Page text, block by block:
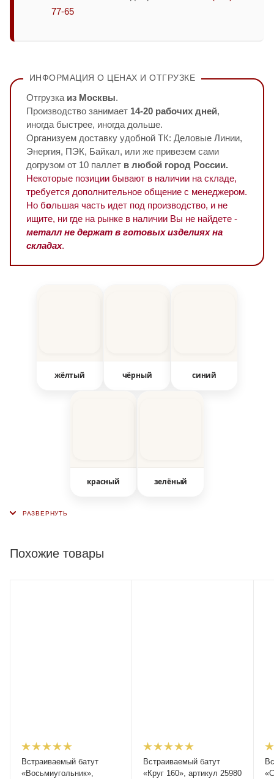
77-65
ИНФОРМАЦИЯ О ЦЕНАХ И ОТГРУЗКЕ
Отгрузка из Москвы.
Производство занимает 14-20 рабочих дней,
иногда быстрее, иногда дольше.
Организуем доставку удобной ТК: Деловые Линии,
Энергия, ПЭК, Байкал, или же привезем сами
догрузом от 10 паллет в любой город России.
Некоторые позиции бывают в наличии на складе,
требуется дополнительное общение с менеджером.
Но большая часть идет под производство, и не
ищите, ни где на рынке в наличии Вы не найдете -
металл не держат в готовых изделиях на
складах.
жёлтый чёрный синий
красный зелёный
Похожие товары
Встраиваемый батут
«Восьмиугольник»,
Встраиваемый батут
«Круг 160», артикул 25980